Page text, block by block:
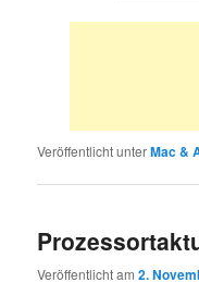
Veröffentlicht unterMac &
Veröffentlicht am2.